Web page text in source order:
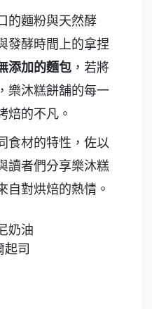
的麵粉與天然酵
發酵時間上的拿捏
添加的麵包 ，若將
樂沐糕餅舖的每一
焙的不凡。
食材的特性，佐以
讀者們分享樂沐糕
自對烘焙的熱情。
奶油
起司